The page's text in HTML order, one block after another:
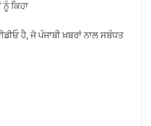
ਕਿਹਾ
ਹੈ, ਜੋ ਪੰਜਾਬੀ ਖ਼ਬਰਾਂ ਨਾਲ ਸਬੰਧਤ